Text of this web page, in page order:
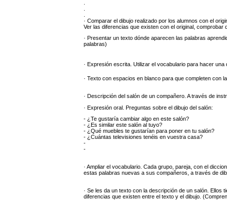
· Comparar el dibujo realizado por los alumnos con el
Ver las diferencias que existen con el original, comprobar
· Presentar un texto dónde aparecen las palabras
palabras)
· Expresión escrita. Utilizar el vocabulario para hacer
· Texto con espacios en blanco para que completen con
· Descripción del salón de un compañero. A través de
· Expresión oral. Preguntas sobre el dibujo del salón:
- ¿Te gustaría cambiar algo en este salón?
- ¿Es similar este salón al tuyo?
- ¿Qué muebles te gustarían para poner en tu salón?
- ¿Cuántas televisiones tenéis en vuestra casa?
-
-
· Ampliar el vocabulario. Cada grupo, pareja, con el
estas palabras nuevas a sus compañeros, a través de
· Se les da un texto con la descripción de un salón.
diferencias que existen entre el texto y el dibujo.